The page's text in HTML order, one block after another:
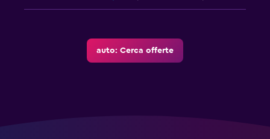
auto: Cerca offerte